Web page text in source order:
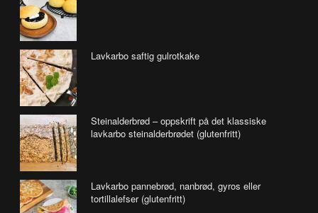
Lavkarbo saftig gulrotkake
Steinalderbrød – oppskrift på det klassiske
lavkarbo steinalderbrødet (glutenfritt)
Lavkarbo pannebrød, nanbrød, gyros eller
tortillalefser (glutenfritt)